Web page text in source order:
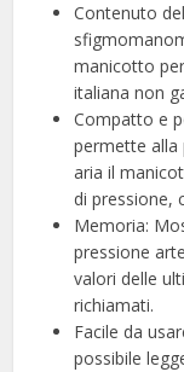
Contenuto
manicotto
italiana non
Compatto e
permette alla
aria il
di pressione,
Memoria:
pressione
valori delle
richiamati.
Facile da
possibile